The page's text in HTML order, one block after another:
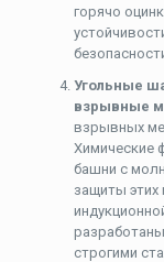
горячо
Угольные
взрывные
взрывных
Химические
башни с
защиты
строгими